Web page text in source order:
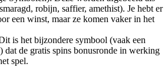
robijn, saffier, amethist). Je hebt er
een winst, maar ze komen vaker in het
is het bijzondere symbool (vaak een
dat de gratis spins bonusronde in werking
spel.